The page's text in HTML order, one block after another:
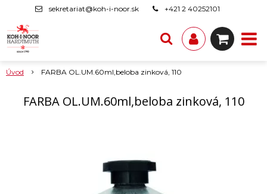
sekretariat@koh-i-noor.sk +421 2 40252101
Úvod FARBA OL.UM.60ml,beloba zinková, 110
FARBA OL.UM.60ml,beloba zinková, 110